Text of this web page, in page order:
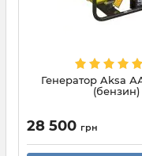
Генератор Aksa
(бензин)
28 500 грн